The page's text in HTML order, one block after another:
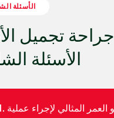
الأسئلة
جراحة تجميل
الأسئلة